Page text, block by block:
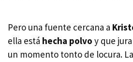
Pero una fuente cercana a
ella está hecha polvo y que
un momento tonto de locura.